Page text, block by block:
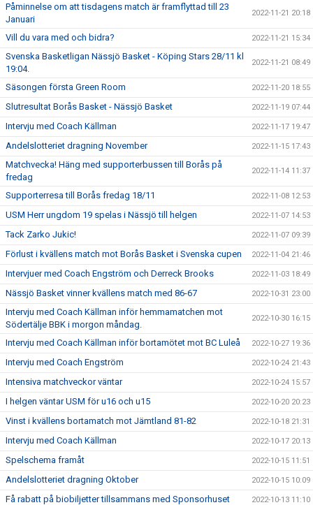
Påminnelse om att tisdagens match är framflyttad till 23
Januari
2022-11-21 20:18
Vill du vara med och bidra? 2022-11-21 15:34
Svenska Basketligan Nässjö Basket - Köping Stars 28/11 kl
19:04.
2022-11-21 08:49
Säsongen första Green Room 2022-11-20 18:55
Slutresultat Borås Basket - Nässjö Basket 2022-11-19 07:44
Intervju med Coach Källman 2022-11-17 19:47
Andelslotteriet dragning November 2022-11-15 17:43
Matchvecka! Häng med supporterbussen till Borås på
fredag
2022-11-14 11:37
Supporterresa till Borås fredag 18/11 2022-11-08 12:53
USM Herr ungdom 19 spelas i Nässjö till helgen 2022-11-07 14:53
Tack Zarko Jukic! 2022-11-07 09:39
Förlust i kvällens match mot Borås Basket i Svenska cupen 2022-11-04 21:46
Intervjuer med Coach Engström och Derreck Brooks 2022-11-03 18:49
Nässjö Basket vinner kvällens match med 86-67 2022-10-31 23:00
Intervju med Coach Källman inför hemmamatchen mot
Södertälje BBK i morgon måndag.
2022-10-30 16:15
Intervju med Coach Källman inför bortamötet mot BC Luleå 2022-10-27 19:36
Intervju med Coach Engström 2022-10-24 21:43
Intensiva matchveckor väntar 2022-10-24 15:57
I helgen väntar USM för u16 och u15 2022-10-20 20:23
Vinst i kvällens bortamatch mot Jämtland 81-82 2022-10-18 21:31
Intervju med Coach Källman 2022-10-17 20:13
Spelschema framåt 2022-10-15 11:51
Andelslotteriet dragning Oktober 2022-10-15 10:09
Få rabatt på biobiljetter tillsammans med Sponsorhuset 2022-10-13 11:10